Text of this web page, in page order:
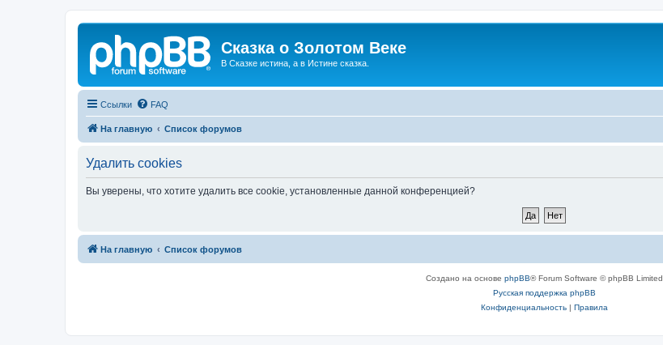
Сказка о Золотом Веке
В Сказке истина, а в Истине сказка.
Ссылки FAQ
На главную Список форумов
Удалить cookies
Вы уверены, что хотите удалить все cookie, установленные данной конференцией?
На главную Список форумов
Создано на основе phpBB® Forum Software © phpBB Limited
Русская поддержка phpBB
Конфиденциальность| Правила